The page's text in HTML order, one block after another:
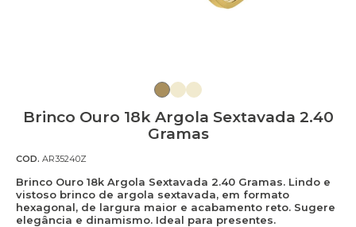
Brinco Ouro 18k Argola Sextavada 2.40
Gramas
COD. AR35240Z
Brinco Ouro 18k Argola Sextavada 2.40 Gramas. Lindo e
vistoso brinco de argola sextavada, em formato
hexagonal, de largura maior e acabamento reto. Sugere
elegância e dinamismo. Ideal para presentes.